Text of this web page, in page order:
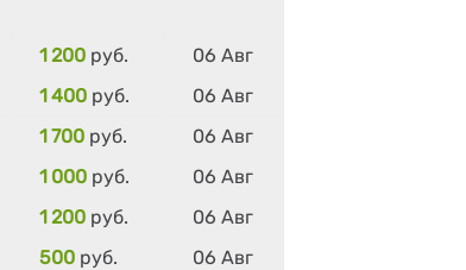
1 200 руб.
06 Авг
1 400 руб.
06 Авг
1 700 руб.
06 Авг
1 000 руб.
06 Авг
1 200 руб.
06 Авг
500 руб.
06 Авг